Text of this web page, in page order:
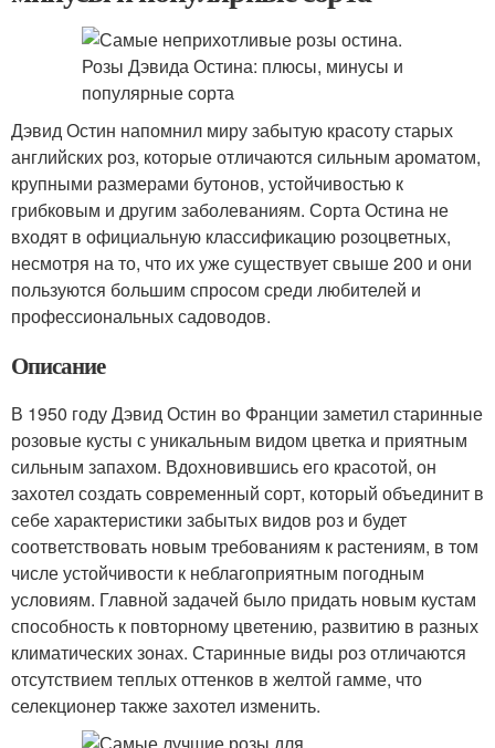
Дэвид Остин напомнил миру забытую красоту старых
английских роз, которые отличаются сильным ароматом,
крупными размерами бутонов, устойчивостью к
грибковым и другим заболеваниям. Сорта Остина не
входят в официальную классификацию розоцветных,
несмотря на то, что их уже существует свыше 200 и они
пользуются большим спросом среди любителей и
профессиональных садоводов.
Описание
В 1950 году Дэвид Остин во Франции заметил старинные
розовые кусты с уникальным видом цветка и приятным
сильным запахом. Вдохновившись его красотой, он
захотел создать современный сорт, который объединит в
себе характеристики забытых видов роз и будет
соответствовать новым требованиям к растениям, в том
числе устойчивости к неблагоприятным погодным
условиям. Главной задачей было придать новым кустам
способность к повторному цветению, развитию в разных
климатических зонах. Старинные виды роз отличаются
отсутствием теплых оттенков в желтой гамме, что
селекционер также захотел изменить.